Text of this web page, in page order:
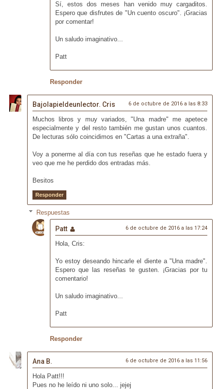
Sí, estos dos meses han venido muy cargaditos.
Espero que disfrutes de "Un cuento oscuro". ¡Gracias
por comentar!
Un saludo imaginativo...
Patt
Responder
Bajolapieldeunlector. Cris 6 de octubre de 2016 a las 8:33
Muchos libros y muy variados, "Una madre" me apetece
especialmente y del resto también me gustan unos cuantos.
De lecturas sólo coincidimos en "Cartas a una extraña".
Voy a ponerme al día con tus reseñas que he estado fuera y
veo que me he perdido dos entradas más.
Besitos
Responder
Respuestas
Patt 6 de octubre de 2016 a las 17:24
Hola, Cris:
Yo estoy deseando hincarle el diente a "Una madre".
Espero que las reseñas te gusten. ¡Gracias por tu
comentario!
Un saludo imaginativo...
Patt
Responder
Ana B. 6 de octubre de 2016 a las 11:56
Hola Patt!!!
Pues no he leído ni uno solo... jejej